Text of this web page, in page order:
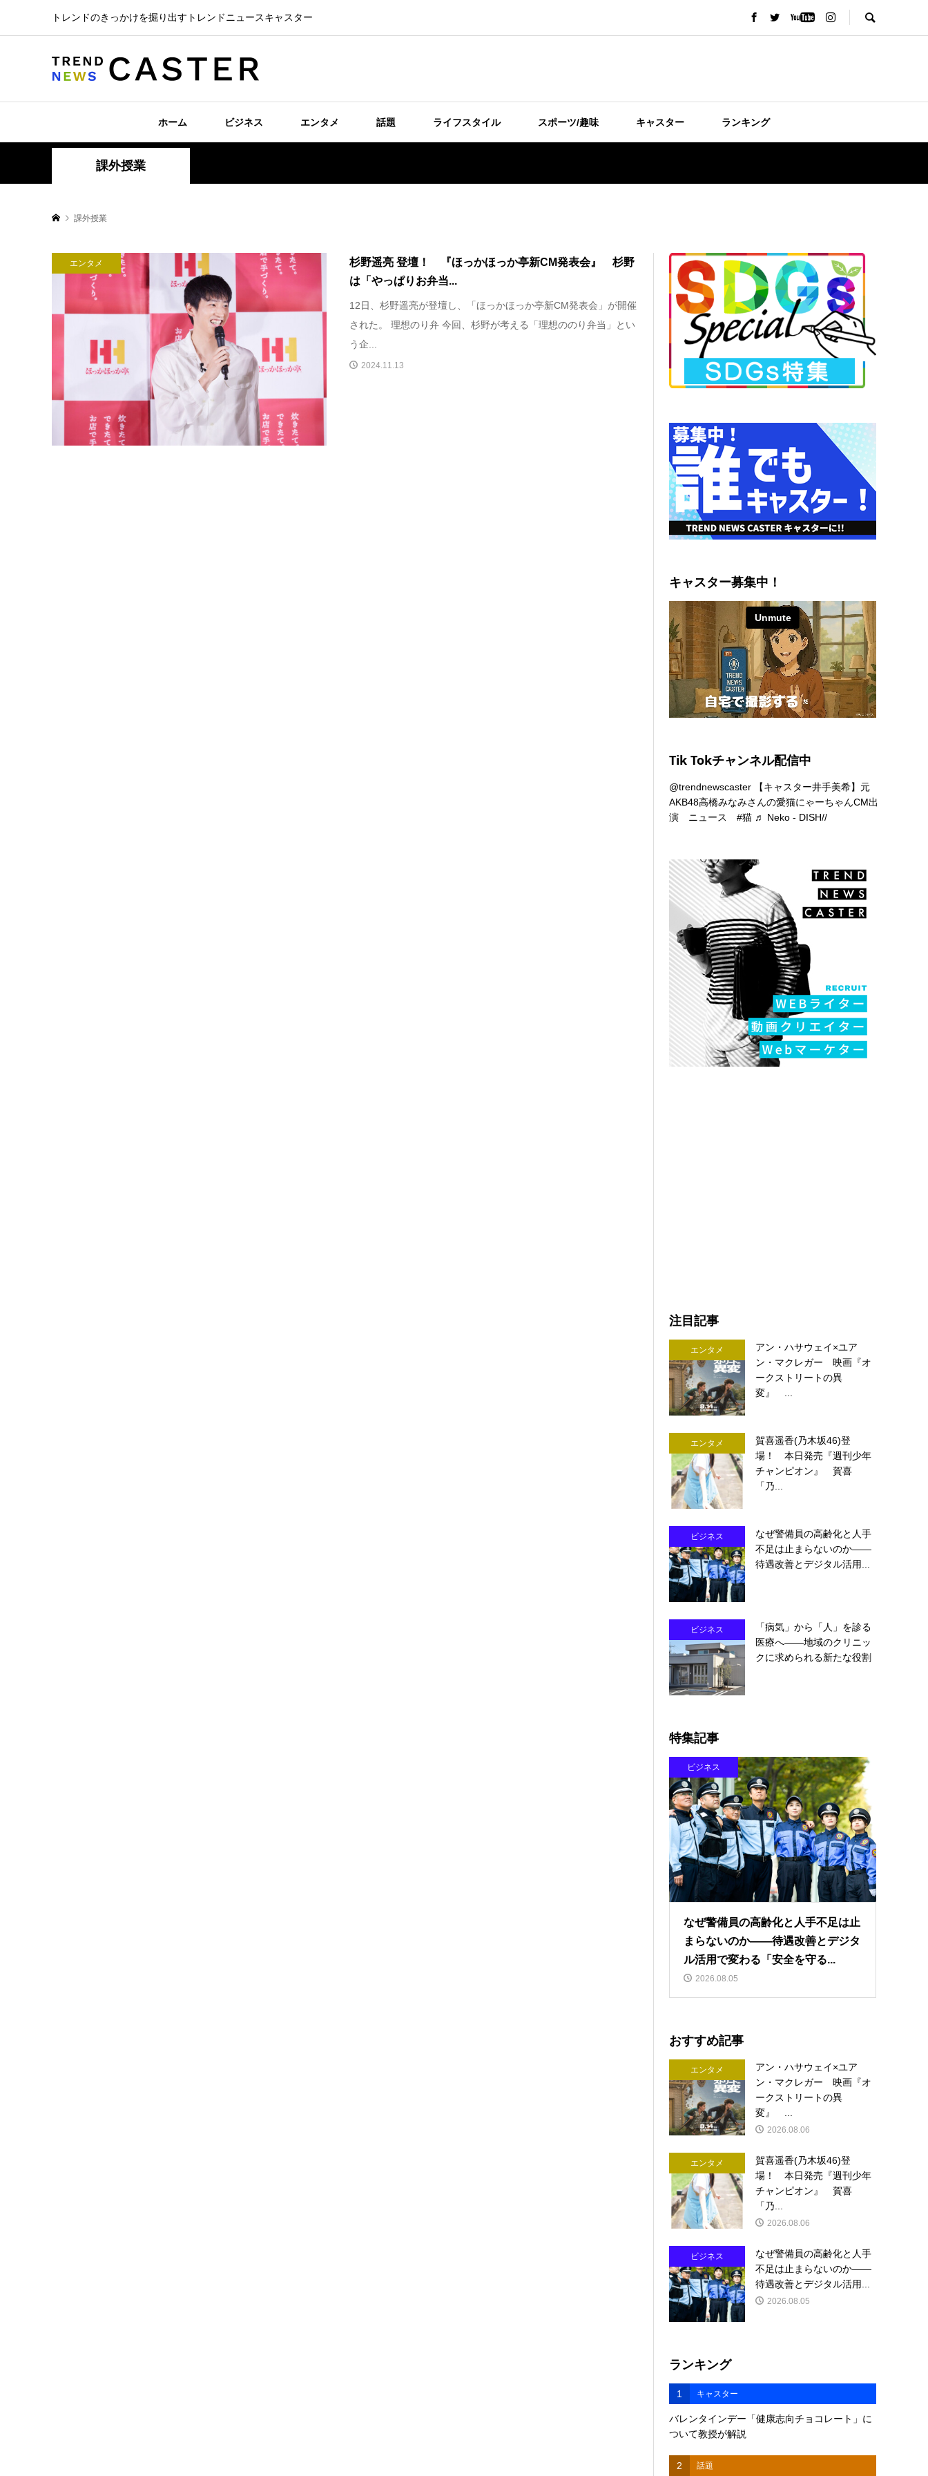
トレンドのきっかけを掘り出すトレンドニュースキャスター
ホーム ビジネス エンタメ 話題 ライフスタイル スポーツ/趣味 キャスター ランキング
課外授業
課外授業
エンタメ
杉野遥亮 登壇！ 『ほっかほっか亭新CM発表会』 杉野
は「やっぱりお弁当...
12日、杉野遥亮が登壇し、「ほっかほっか亭新CM発表会」が開催
された。 理想のり弁 今回、杉野が考える「理想ののり弁当」とい
う企...
2024.11.13
キャスター募集中！
Tik Tokチャンネル配信中
@trendnewscaster 【キャスター井手美希】元
AKB48高橋みなみさんの愛猫にゃーちゃんCM出
演 ニュース#猫 ♬ Neko - DISH//
注目記事
エンタメ
アン・ハサウェイ×ユア
ン・マクレガー 映画『オ
ークストリートの異
変』 ...
エンタメ
賀喜遥香(乃木坂46)登
場！ 本日発売『週刊少年
チャンピオン』 賀喜
「乃...
ビジネス
なぜ警備員の高齢化と人手
不足は止まらないのか――
待遇改善とデジタル活用...
ビジネス
「病気」から「人」を診る
医療へ――地域のクリニッ
クに求められる新たな役割
特集記事
ビジネス
なぜ警備員の高齢化と人手不足は止
まらないのか――待遇改善とデジタ
ル活用で変わる「安全を守る...
2026.08.05
おすすめ記事
エンタメ
アン・ハサウェイ×ユア
ン・マクレガー 映画『オ
ークストリートの異
変』 ...
2026.08.06
エンタメ
賀喜遥香(乃木坂46)登
場！ 本日発売『週刊少年
チャンピオン』 賀喜
「乃...
2026.08.06
ビジネス
なぜ警備員の高齢化と人手
不足は止まらないのか――
待遇改善とデジタル活用...
2026.08.05
ランキング
1 キャスター
バレンタインデー「健康志向チョコレート」に
ついて教授が解説
2 話題